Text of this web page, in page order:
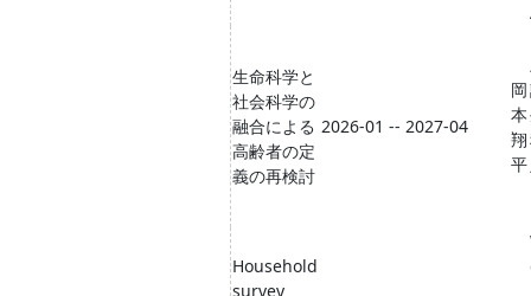
生命科学と
社会科学の
融合による
高齢者の定
義の再検討
2026-01 -- 2027-04
岡
本
翔
平
Household
survey